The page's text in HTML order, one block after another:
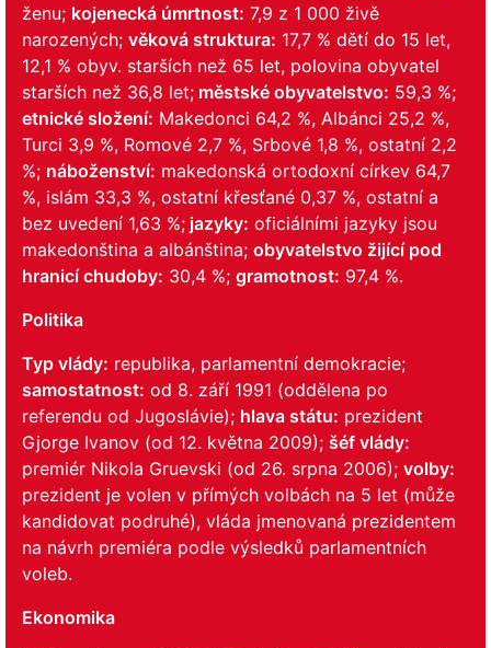
ženu; kojenecká úmrtnost: 7,9 z 1 000 živě
narozených; věková struktura: 17,7 % dětí do 15 let,
12,1 % obyv. starších než 65 let, polovina obyvatel
starších než 36,8 let; městské obyvatelstvo: 59,3 %;
etnické složení: Makedonci 64,2 %, Albánci 25,2 %,
Turci 3,9 %, Romové 2,7 %, Srbové 1,8 %, ostatní 2,2
%; náboženství: makedonská ortodoxní církev 64,7
%, islám 33,3 %, ostatní křesťané 0,37 %, ostatní a
bez uvedení 1,63 %; jazyky: oficiálními jazyky jsou
makedonština a albánština; obyvatelstvo žijící pod
hranicí chudoby: 30,4 %; gramotnost: 97,4 %.
Politika
Typ vlády: republika, parlamentní demokracie;
samostatnost: od 8. září 1991 (oddělena po
referendu od Jugoslávie); hlava státu: prezident
Gjorge Ivanov (od 12. května 2009); šéf vlády:
premiér Nikola Gruevski (od 26. srpna 2006); volby:
prezident je volen v přímých volbách na 5 let (může
kandidovat podruhé), vláda jmenovaná prezidentem
na návrh premiéra podle výsledků parlamentních
voleb.
Ekonomika